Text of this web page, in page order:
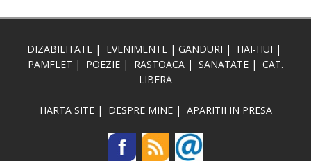
DIZABILITATE | EVENIMENTE | GANDURI | HAI-HUI |
PAMFLET | POEZIE | RASTOACA | SANATATE | CAT.
LIBERA
HARTA SITE| DESPRE MINE| APARITII IN PRESA